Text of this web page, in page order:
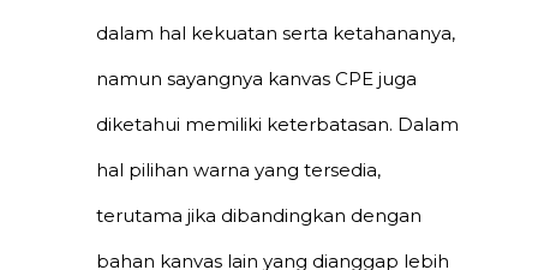
dalam hal kekuatan serta ketahananya,
namun sayangnya kanvas CPE juga
diketahui memiliki keterbatasan. Dalam
hal pilihan warna yang tersedia,
terutama jika dibandingkan dengan
bahan kanvas lain yang dianggap lebih